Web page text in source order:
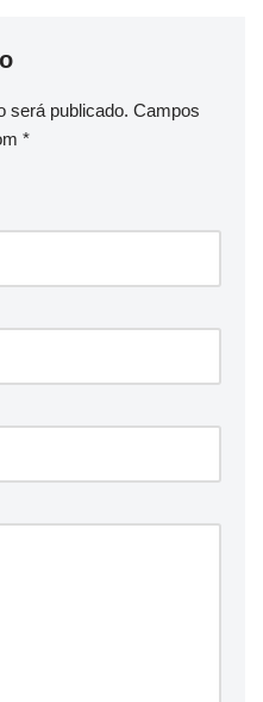
será publicado. Campos
*